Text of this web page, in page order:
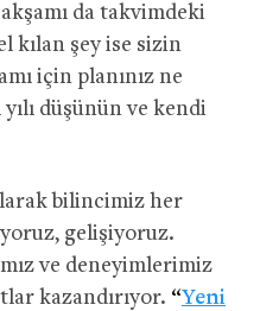
da takvimdeki
kılan şey ise sizin
için planınız ne
düşünün ve kendi
bilincimiz her
gelişiyoruz.
ve deneyimlerimiz
kazandırıyor. “Yeni